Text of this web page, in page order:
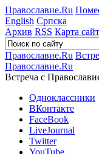
Православие.Ru
English Српска
Архив RSS Карта
Православие.Ru
Православие.Ru
Встреча с
Одноклассники
ВКонтакте
FaceBook
LiveJournal
Twitter
YouTube